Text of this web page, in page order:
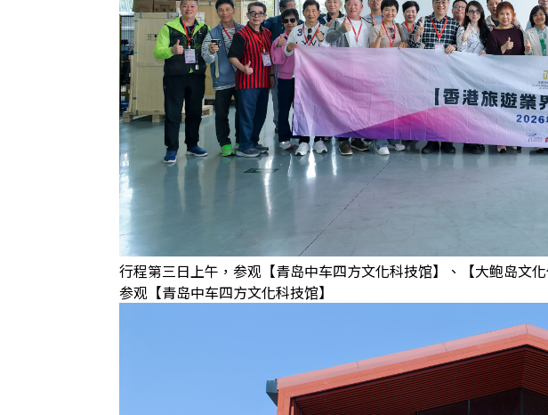
行程第三日上午，参观【青岛中车四方文化科技馆】、【大鲍岛文
参观【青岛中车四方文化科技馆】